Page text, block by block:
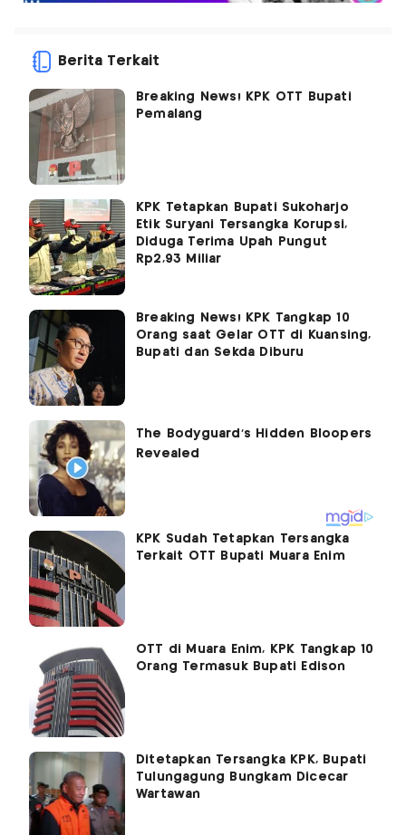
Berita Terkait
Breaking News! KPK OTT Bupati
Pemalang
KPK Tetapkan Bupati Sukoharjo
Etik Suryani Tersangka Korupsi,
Diduga Terima Upah Pungut
Rp2,93 Miliar
Breaking News! KPK Tangkap 10
Orang saat Gelar OTT di Kuansing,
Bupati dan Sekda Diburu
KPK Sudah Tetapkan Tersangka
Terkait OTT Bupati Muara Enim
OTT di Muara Enim, KPK Tangkap 10
Orang Termasuk Bupati Edison
Ditetapkan Tersangka KPK, Bupati
Tulungagung Bungkam Dicecar
Wartawan